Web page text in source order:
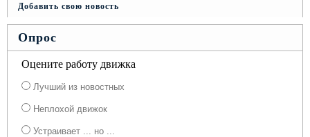
Добавить свою новость
Опрос
Оцените работу движка
Лучший из новостных
Неплохой движок
Устраивает ... но ...